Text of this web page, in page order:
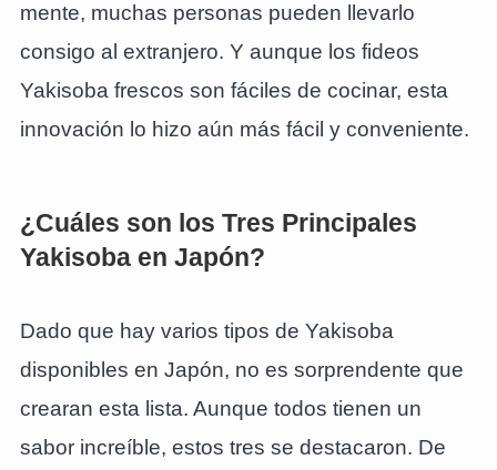
mente, muchas personas pueden llevarlo
consigo al extranjero. Y aunque los fideos
Yakisoba frescos son fáciles de cocinar, esta
innovación lo hizo aún más fácil y conveniente.
¿Cuáles son los Tres Principales
Yakisoba en Japón?
Dado que hay varios tipos de Yakisoba
disponibles en Japón, no es sorprendente que
crearan esta lista. Aunque todos tienen un
sabor increíble, estos tres se destacaron. De